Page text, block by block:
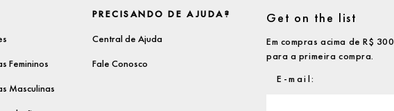
Femininos
Masculinas
PRECISANDO DE AJUDA?
Central de Ajuda
Fale Conosco
Get on the list
Em compras acima de R$
para a primeira compra.